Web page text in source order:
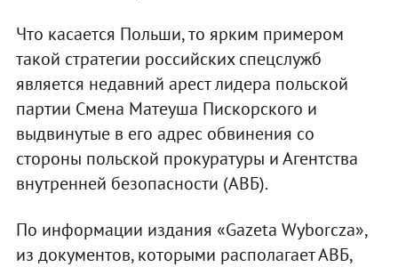
Что касается Польши, то ярким примером
такой стратегии российских спецслужб
является недавний арест лидера польской
партии Смена Матеуша Пискорского и
выдвинутые в его адрес обвинения со
стороны польской прокуратуры и Агентства
внутренней безопасности (АВБ).
По информации издания «Gazeta Wyborcza»,
из документов, которыми располагает АВБ,